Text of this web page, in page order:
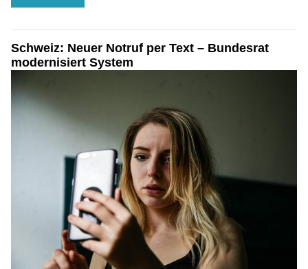
Schweiz: Neuer Notruf per Text – Bundesrat
modernisiert System